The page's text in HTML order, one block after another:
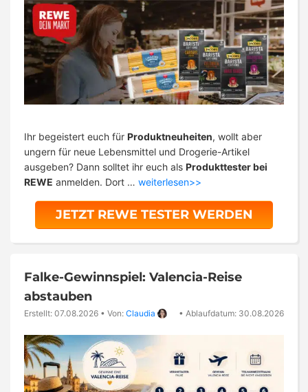
Ihr begeistert euch für Produktneuheiten, wollt aber
ungern für neue Lebensmittel und Drogerie-Artikel
ausgeben? Dann solltet ihr euch als Produkttester bei
REWE anmelden. Dort … weiterlesen>>
JETZT REWE TESTER WERDEN
Falke-Gewinnspiel: Valencia-Reise
abstauben
Erstellt: 07.08.2026 • Von: Claudia • Ablaufdatum: 30.08.2026